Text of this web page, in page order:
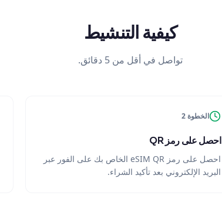
كيفية التنشيط
تواصل في أقل من 5 دقائق.
الخطوة 2
احصل على رمز QR
احصل على رمز eSIM QR الخاص بك على الفور عبر
البريد الإلكتروني بعد تأكيد الشراء.